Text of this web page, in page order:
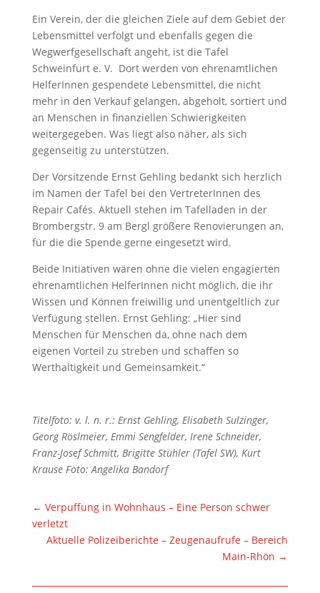
Ein Verein, der die gleichen Ziele auf dem Gebiet der
Lebensmittel verfolgt und ebenfalls gegen die
Wegwerfgesellschaft angeht, ist die Tafel
Schweinfurt e. V. Dort werden von ehrenamtlichen
HelferInnen gespendete Lebensmittel, die nicht
mehr in den Verkauf gelangen, abgeholt, sortiert und
an Menschen in finanziellen Schwierigkeiten
weitergegeben. Was liegt also näher, als sich
gegenseitig zu unterstützen.
Der Vorsitzende Ernst Gehling bedankt sich herzlich
im Namen der Tafel bei den VertreterInnen des
Repair Cafés. Aktuell stehen im Tafelladen in der
Brombergstr. 9 am Bergl größere Renovierungen an,
für die die Spende gerne eingesetzt wird.
Beide Initiativen wären ohne die vielen engagierten
ehrenamtlichen HelferInnen nicht möglich, die ihr
Wissen und Können freiwillig und unentgeltlich zur
Verfügung stellen. Ernst Gehling: „Hier sind
Menschen für Menschen da, ohne nach dem
eigenen Vorteil zu streben und schaffen so
Werthaltigkeit und Gemeinsamkeit.“
Titelfoto: v. l. n. r.: Ernst Gehling, Elisabeth Sulzinger,
Georg Röslmeier, Emmi Sengfelder, Irene Schneider,
Franz-Josef Schmitt, Brigitte Stühler (Tafel SW), Kurt
Krause Foto: Angelika Bandorf
← Verpuffung in Wohnhaus – Eine Person schwer
verletzt
Aktuelle Polizeiberichte – Zeugenaufrufe – Bereich
Main-Rhön →